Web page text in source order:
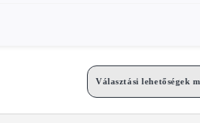
Választási lehetőségek